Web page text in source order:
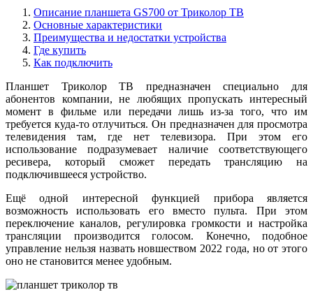
Описание планшета GS700 от Триколор ТВ
Основные характеристики
Преимущества и недостатки устройства
Где купить
Как подключить
Планшет Триколор ТВ предназначен специально для
абонентов компании, не любящих пропускать интересный
момент в фильме или передачи лишь из-за того, что им
требуется куда-то отлучиться. Он предназначен для просмотра
телевидения там, где нет телевизора. При этом его
использование подразумевает наличие соответствующего
ресивера, который сможет передать трансляцию на
подключившееся устройство.
Ещё одной интересной функцией прибора является
возможность использовать его вместо пульта. При этом
переключение каналов, регулировка громкости и настройка
трансляции производится голосом. Конечно, подобное
управление нельзя назвать новшеством 2022 года, но от этого
оно не становится менее удобным.